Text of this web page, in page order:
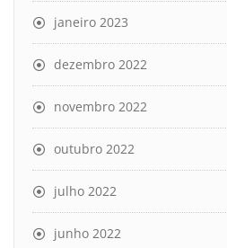
janeiro 2023
dezembro 2022
novembro 2022
outubro 2022
julho 2022
junho 2022